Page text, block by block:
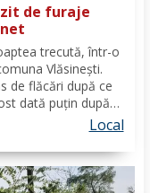
de furaje
trecută, într-o
Vlăsinești.
de flăcări după ce
dată puțin după
cel mai scurt timp,
Local